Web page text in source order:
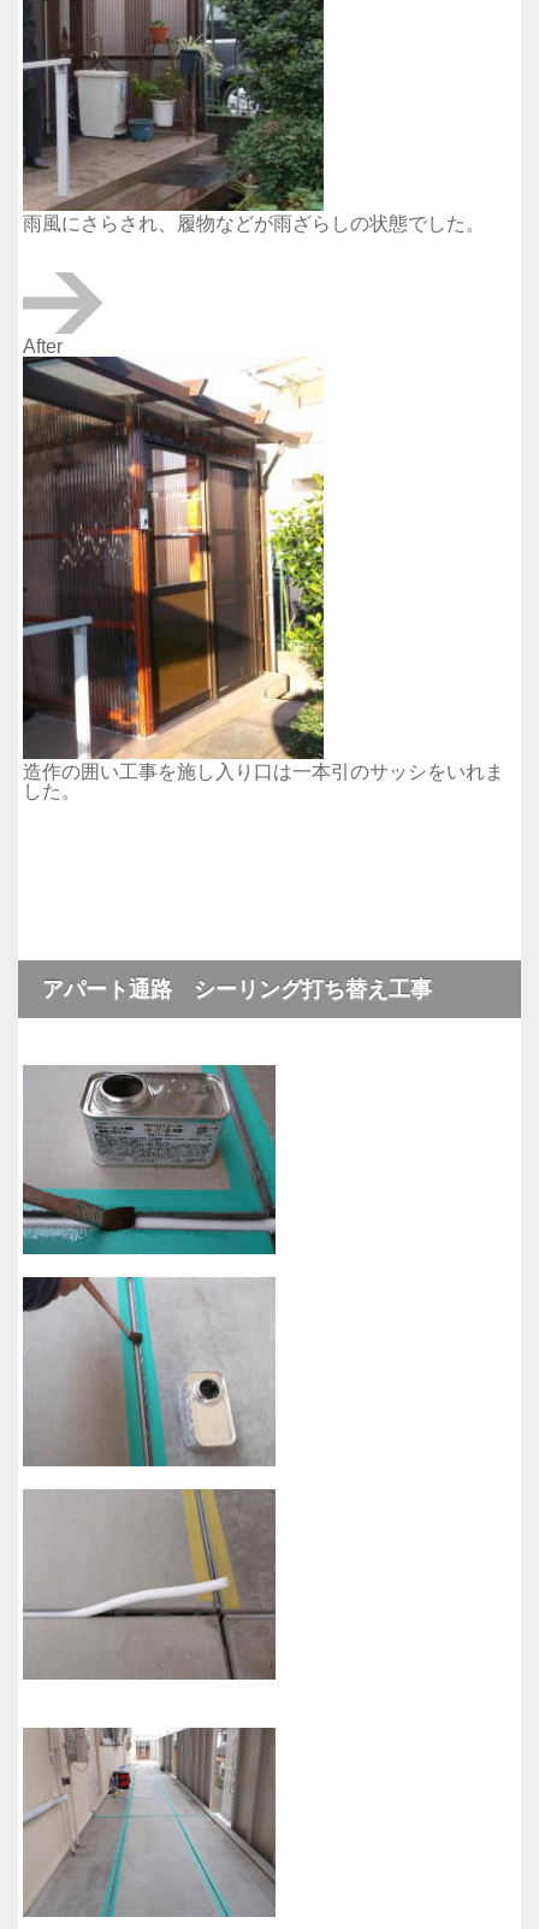
雨風にさらされ、履物などが雨ざらしの状態でした。
After
造作の囲い工事を施し入り口は一本引のサッシをいれま
した。
アパート通路 シーリング打ち替え工事